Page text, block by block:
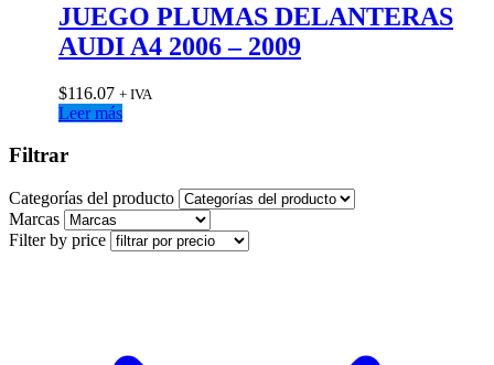
JUEGO PLUMAS DELANTERAS
AUDI A4 2006 – 2009
$116.07 + IVA
Leer más
Filtrar
Categorías del producto
Marcas
Filter by price